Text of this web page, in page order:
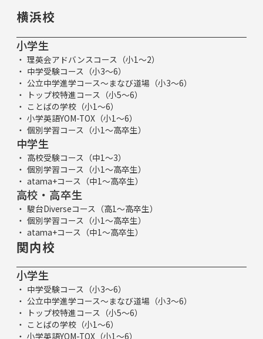
横浜校
小学生
理英会アドバンスコース（小1～2）
中学受験コース（小3～6）
公立中学進学コース～まなび道場（小3～6）
トップ校特進コース（小5～6）
ことばの学校（小1～6）
小学英語YOM-TOX（小1～6）
個別学習コース（小1～高卒生）
中学生
高校受験コース（中1～3）
個別学習コース（小1～高卒生）
atama+コース（中1～高卒生）
高校・高卒生
駿台Diverseコース（高1～高卒生）
個別学習コース（小1～高卒生）
atama+コース（中1～高卒生）
関内校
小学生
中学受験コース（小3～6）
公立中学進学コース～まなび道場（小3～6）
トップ校特進コース（小5～6）
ことばの学校（小1～6）
小学英語YOM-TOX（小1～6）